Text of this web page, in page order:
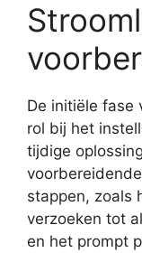
De initiële fase
rol bij het
tijdige
stappen, zoals
verzoeken tot
en het prompt